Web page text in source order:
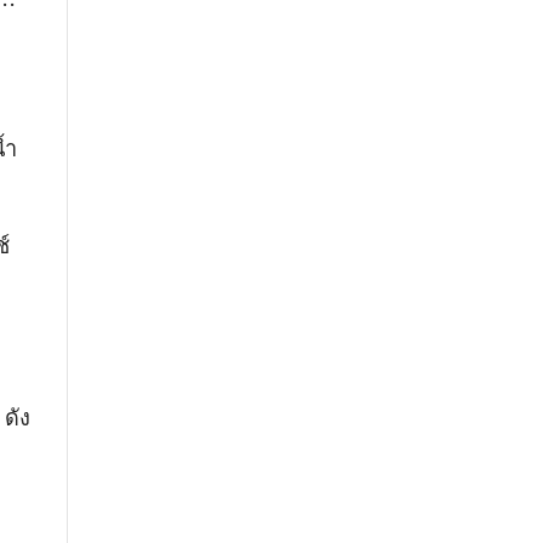
ง